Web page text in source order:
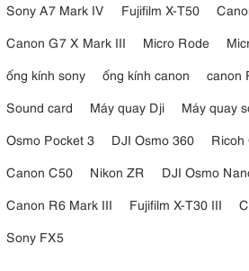
Sony A7 Mark IV
Fujifilm X-T50
Canon G7 X Mark III
Micro Rode
ống kính sony
ống kính canon
canon
Sound card
Máy quay Dji Máy quay
Osmo Pocket 3
DJI Osmo 360 Ricoh
Canon C50
Nikon ZR DJI Osmo
Canon R6 Mark III
Fujifilm X-T30 III
Sony FX5